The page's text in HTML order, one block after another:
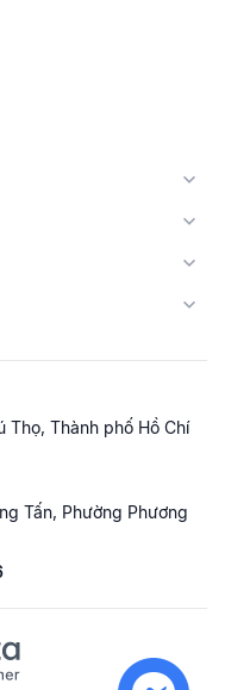
Thọ, Thành phố Hồ Chí
Tấn, Phường Phương